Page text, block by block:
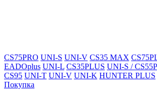
CS75PRO UNI-S UNI-V CS35 MAX
EADOplus UNI-L CS35PLUS UNI-S /
CS95 UNI-T UNI-V UNI-K HUNTER PLUS
Покупка